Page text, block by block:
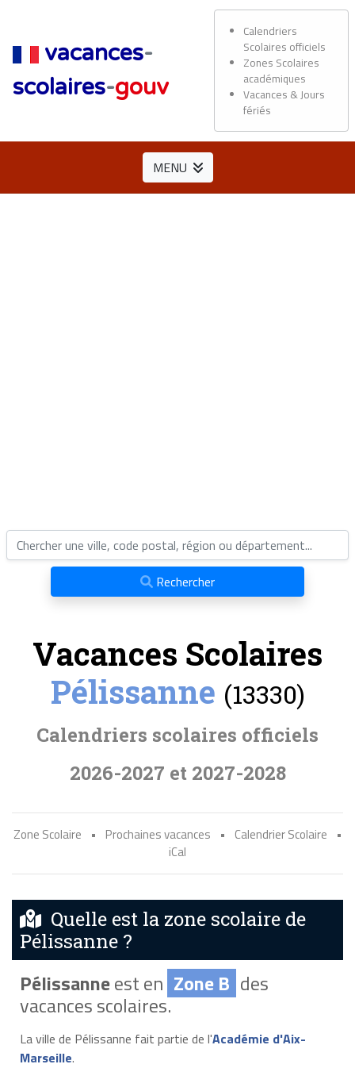
vacances-
scolaires-gouv
Calendriers
Scolaires officiels
Zones Scolaires
académiques
Vacances & Jours
fériés
MENU
Rechercher
Vacances Scolaires
Pélissanne (13330)
Calendriers scolaires officiels
2026-2027 et 2027-2028
Zone Scolaire • Prochaines vacances • Calendrier Scolaire
•
iCal
Quelle est la zone scolaire de
Pélissanne ?
Pélissanneest en Zone B des
vacances scolaires.
La ville de Pélissanne fait partie de l'Académie d'Aix-
Marseille.